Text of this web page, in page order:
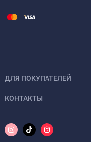
ДЛЯ ПОКУПАТЕЛЕЙ
КОНТАКТЫ